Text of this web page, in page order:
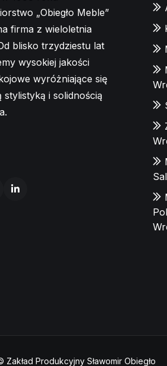
„Obiegło Meble”
firma z wieloletnia
blisko trzydziestu lat
wysokiej jakości
wyróżniające się
stylistyką i solidnością
Produkcyjny Sławomir Obiegło